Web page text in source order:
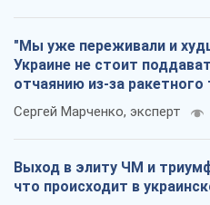
"Мы уже переживали и
Украине не стоит
отчаянию из-за ракетного
Сергей Марченко, эксперт
Выход в элиту ЧМ и
что происходит в